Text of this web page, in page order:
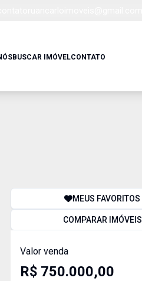
BUSCAR IMÓVELCONTATO
MEUS FAVORITOS
COMPARAR IMÓVEIS
Valor venda
R$ 750.000,00